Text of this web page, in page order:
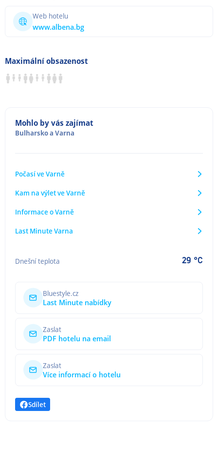
Web hotelu
www.albena.bg
Maximální obsazenost
Mohlo by vás zajímat
Bulharskoa Varna
Počasí ve Varně
Kam na výlet ve Varně
Informace o Varně
Last Minute Varna
Dnešní teplota 29 °C
Bluestyle.cz
Last Minute nabídky
Zaslat
PDF hotelu na email
Zaslat
Více informací o hotelu
Sdílet